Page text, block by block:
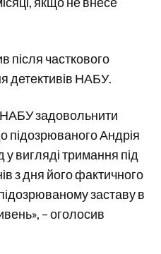
після часткового
детективів НАБУ.
задовольнити
підозрюваного Андрія
у вигляді тримання під
з дня його фактичного
заставу в
– оголосив